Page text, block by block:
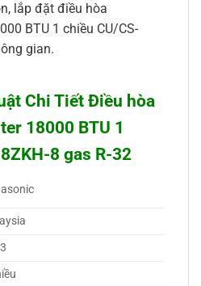
lắp đặt điều hòa
BTU 1 chiều CU/CS-
gian.
Chi Tiết Điều hòa
18000 BTU 1
8 gas R-32